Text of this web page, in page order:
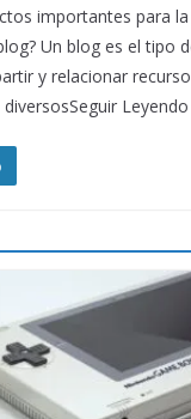
importantes para
Un blog es el tipo
y relacionar
Leyendo